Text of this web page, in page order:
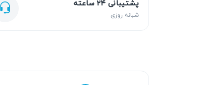
پشتیبانی ۲۴ ساعته
شبانه روزی